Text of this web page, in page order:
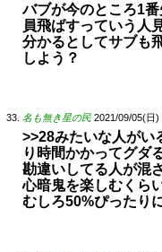
バブが今のところ1
員飛ばすっていう人
分かるとしてサブも
しよう？
名も無き星の民 2021/09/05(日)
>>28みたいな人がい
り時間かかってグダ
勘違いしてる人が混
心暗鬼を楽しむくら
むしろ50%ぴったり